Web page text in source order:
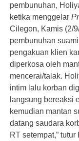
pembunuhan,
ketika menggelar
Cilegon, Kamis (2/
pembunuhan
pengakuan klien
diperkosa oleh
mencerai/talak.
intim lalu korban
langsung bereaksi
kemudian mantan
datang saudara
RT setempat,”